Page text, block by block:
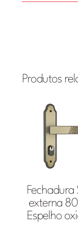
Produtos
Fechadura
externa
Espelho